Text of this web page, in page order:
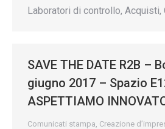
Laboratori di controllo,
SAVE THE DATE R2B –
giugno 2017 – Spazio
ASPETTIAMO
Comunicati stampa, Creazione